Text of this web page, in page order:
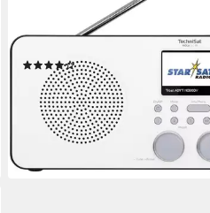
Akku (wechselbar), externes Netzteil
(35)
69,00 €
lieferbar - in 2-3 Werktagen bei dir